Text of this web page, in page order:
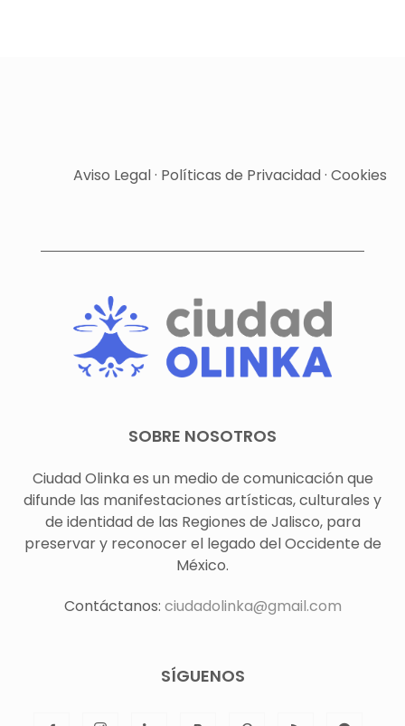
Aviso Legal· Políticas de Privacidad· Cookies
SOBRE NOSOTROS
Ciudad Olinka es un medio de comunicación que
difunde las manifestaciones artísticas, culturales y
de identidad de las Regiones de Jalisco, para
preservar y reconocer el legado del Occidente de
México.
Contáctanos: ciudadolinka@gmail.com
SÍGUENOS